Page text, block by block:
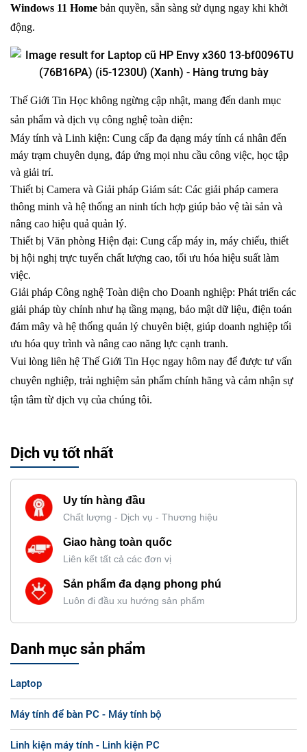
Windows 11 Home bản quyền, sẵn sàng sử dụng ngay khi khởi
động.
Thế Giới Tin Học không ngừng cập nhật, mang đến danh mục
sản phẩm và dịch vụ công nghệ toàn diện:
Máy tính và Linh kiện: Cung cấp đa dạng máy tính cá nhân đến
máy trạm chuyên dụng, đáp ứng mọi nhu cầu công việc, học tập
và giải trí.
Thiết bị Camera và Giải pháp Giám sát: Các giải pháp camera
thông minh và hệ thống an ninh tích hợp giúp bảo vệ tài sản và
nâng cao hiệu quả quản lý.
Thiết bị Văn phòng Hiện đại: Cung cấp máy in, máy chiếu, thiết
bị hội nghị trực tuyến chất lượng cao, tối ưu hóa hiệu suất làm
việc.
Giải pháp Công nghệ Toàn diện cho Doanh nghiệp: Phát triển các
giải pháp tùy chỉnh như hạ tầng mạng, bảo mật dữ liệu, điện toán
đám mây và hệ thống quản lý chuyên biệt, giúp doanh nghiệp tối
ưu hóa quy trình và nâng cao năng lực cạnh tranh.
Vui lòng liên hệ Thế Giới Tin Học ngay hôm nay để được tư vấn
chuyên nghiệp, trải nghiệm sản phẩm chính hãng và cảm nhận sự
tận tâm từ dịch vụ của chúng tôi.
Dịch vụ tốt nhất
Uy tín hàng đầu
Chất lượng - Dịch vụ - Thương hiệu
Giao hàng toàn quốc
Liên kết tất cả các đơn vị
Sản phẩm đa dạng phong phú
Luôn đi đầu xu hướng sản phẩm
Danh mục sản phẩm
Laptop
Máy tính để bàn PC - Máy tính bộ
Linh kiện máy tính - Linh kiện PC